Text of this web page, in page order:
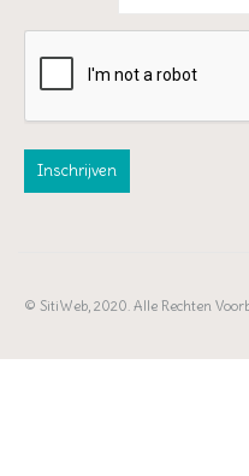
© SitiWeb, 2020. Alle Rechten